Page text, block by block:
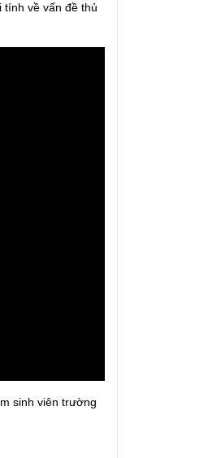
tính về vấn đề thủ
sinh viên trường